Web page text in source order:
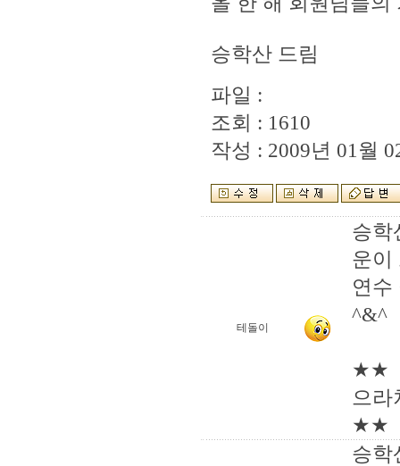
승학산 드림
파일 :
조회 : 1610
작성 : 2009년 01월
테돌이
승학
운이
연수
^&^
★★
으라
★★
승학